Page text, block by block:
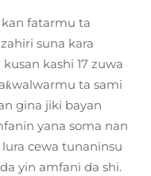
fatarmu ta
suna kara
kashi 17 zuwa
ta sami
gina jiki bayan
yana soma nan
cewa tunaninsu
yin amfani da shi.